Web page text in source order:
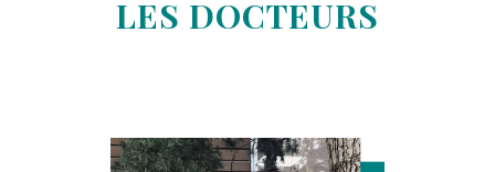
LES DOCTEURS